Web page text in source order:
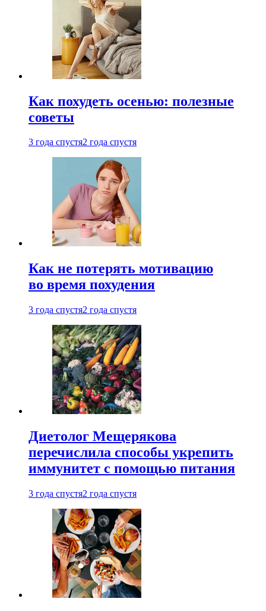
Как похудеть осенью: полезные
советы
3 года спустя2 года спустя
Как не потерять мотивацию
во время похудения
3 года спустя2 года спустя
Диетолог Мещерякова
перечислила способы укрепить
иммунитет с помощью питания
3 года спустя2 года спустя